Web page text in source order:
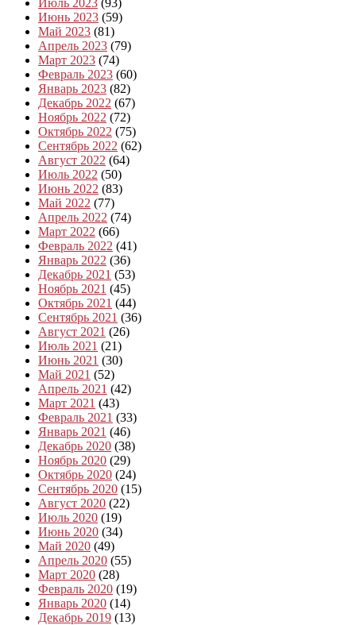
Июль 2023 (93)
Июнь 2023 (59)
Май 2023 (81)
Апрель 2023 (79)
Март 2023 (74)
Февраль 2023 (60)
Январь 2023 (82)
Декабрь 2022 (67)
Ноябрь 2022 (72)
Октябрь 2022 (75)
Сентябрь 2022 (62)
Август 2022 (64)
Июль 2022 (50)
Июнь 2022 (83)
Май 2022 (77)
Апрель 2022 (74)
Март 2022 (66)
Февраль 2022 (41)
Январь 2022 (36)
Декабрь 2021 (53)
Ноябрь 2021 (45)
Октябрь 2021 (44)
Сентябрь 2021 (36)
Август 2021 (26)
Июль 2021 (21)
Июнь 2021 (30)
Май 2021 (52)
Апрель 2021 (42)
Март 2021 (43)
Февраль 2021 (33)
Январь 2021 (46)
Декабрь 2020 (38)
Ноябрь 2020 (29)
Октябрь 2020 (24)
Сентябрь 2020 (15)
Август 2020 (22)
Июль 2020 (19)
Июнь 2020 (34)
Май 2020 (49)
Апрель 2020 (55)
Март 2020 (28)
Февраль 2020 (19)
Январь 2020 (14)
Декабрь 2019 (13)